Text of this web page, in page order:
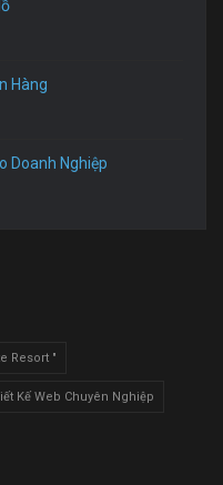
Hàng
Doanh Nghiệp
Resort "
Kế Web Chuyên Nghiệp